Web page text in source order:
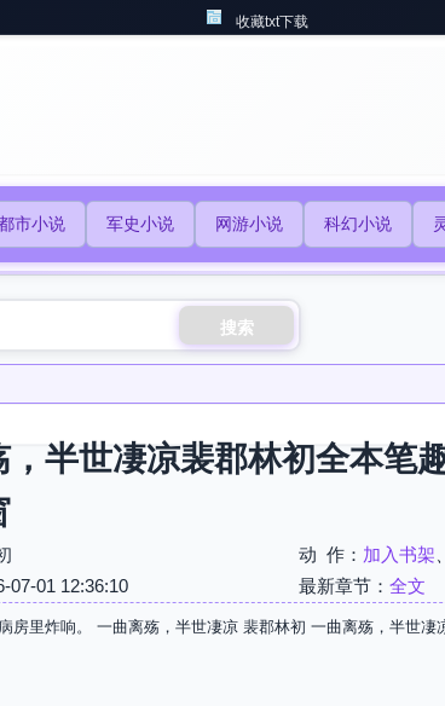
收藏txt下载
市小说 军史小说 网游小说 科幻小说
搜索
，半世凄凉裴郡林初全本笔
动 作： 加入书架
07-01 12:36:10
最新章节： 全文
房里炸响。 一曲离殇，半世凄凉 裴郡林初 一曲离殇，半世凄